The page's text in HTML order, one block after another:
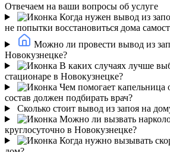
Отвечаем на ваши вопросы об услуге
Когда нужен вывод из
не попытки восстановиться дома
Можно ли провести вывод из
Новокузнецке?
В каких случаях лучше
стационаре в Новокузнецке?
Чем помогает капельница
состав должен подбирать врач?
Сколько стоит вывод из запоя на
Можно ли вызвать
круглосуточно в Новокузнецке?
Когда нужно вызывать